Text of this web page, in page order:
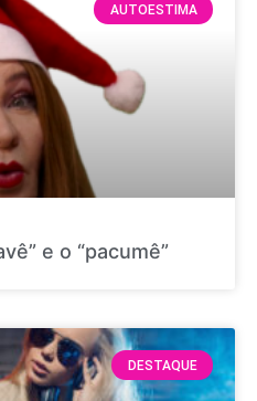
AUTOESTIMA
e o “pacumê”
DESTAQUE